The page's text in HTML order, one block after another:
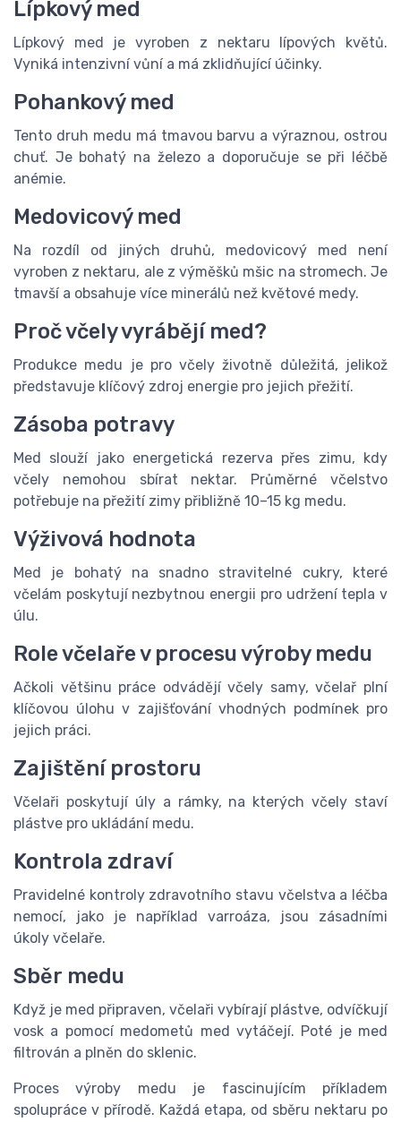
Lípkový med
Lípkový med je vyroben z nektaru lípových květů.
Vyniká intenzivní vůní a má zklidňující účinky.
Pohankový med
Tento druh medu má tmavou barvu a výraznou, ostrou
chuť. Je bohatý na železo a doporučuje se při léčbě
anémie.
Medovicový med
Na rozdíl od jiných druhů, medovicový med není
vyroben z nektaru, ale z výměšků mšic na stromech. Je
tmavší a obsahuje více minerálů než květové medy.
Proč včely vyrábějí med?
Produkce medu je pro včely životně důležitá, jelikož
představuje klíčový zdroj energie pro jejich přežití.
Zásoba potravy
Med slouží jako energetická rezerva přes zimu, kdy
včely nemohou sbírat nektar. Průměrné včelstvo
potřebuje na přežití zimy přibližně 10–15 kg medu.
Výživová hodnota
Med je bohatý na snadno stravitelné cukry, které
včelám poskytují nezbytnou energii pro udržení tepla v
úlu.
Role včelaře v procesu výroby medu
Ačkoli většinu práce odvádějí včely samy, včelař plní
klíčovou úlohu v zajišťování vhodných podmínek pro
jejich práci.
Zajištění prostoru
Včelaři poskytují úly a rámky, na kterých včely staví
plástve pro ukládání medu.
Kontrola zdraví
Pravidelné kontroly zdravotního stavu včelstva a léčba
nemocí, jako je například varroáza, jsou zásadními
úkoly včelaře.
Sběr medu
Když je med připraven, včelaři vybírají plástve, odvíčkují
vosk a pomocí medometů med vytáčejí. Poté je med
filtrován a plněn do sklenic.
Proces výroby medu je fascinujícím příkladem
spolupráce v přírodě. Každá etapa, od sběru nektaru po